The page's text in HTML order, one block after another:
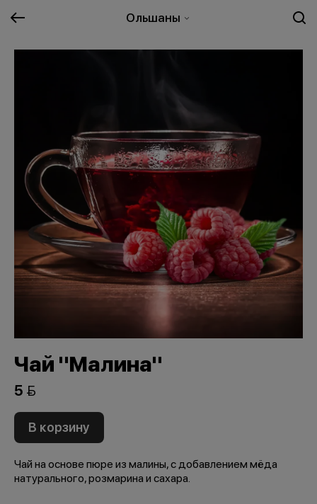
Ольшаны
Чай "Малина"
5 
В корзину
Чай на основе пюре из малины, с добавлением мёда
натурального, розмарина и сахара.